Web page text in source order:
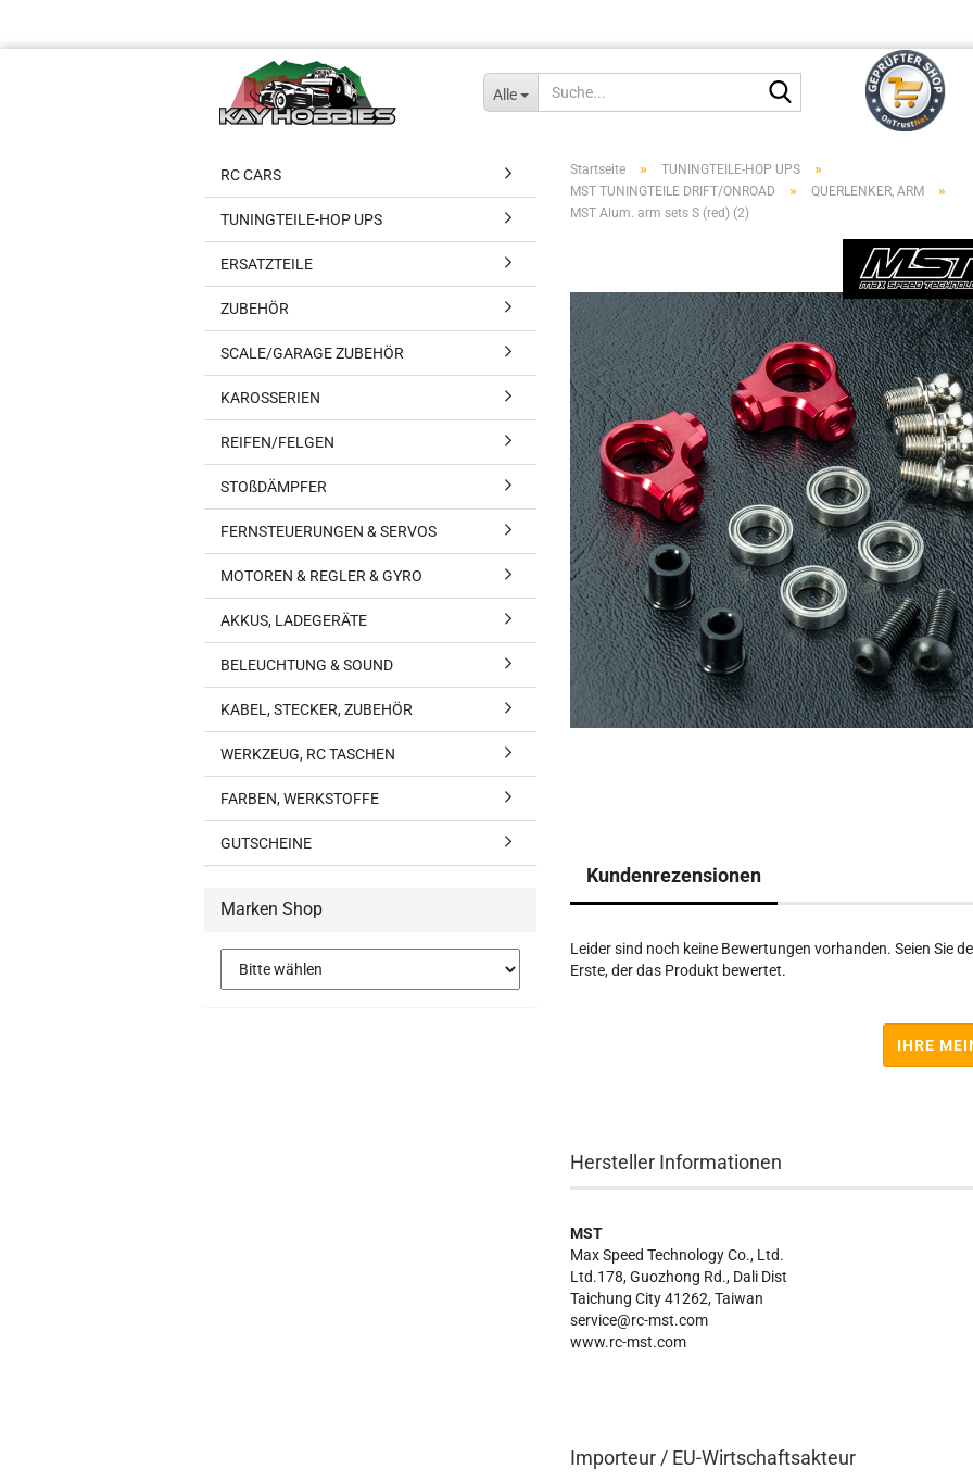
Alle
Startseite » TUNINGTEILE-HOP UPS »
MST TUNINGTEILE DRIFT/ONROAD » QUERLENKER, ARM »
MST Alum. arm sets S (red) (2)
Kundenrezensionen
Leider sind noch keine Bewertungen vorhanden. Seien Sie
Erste, der das Produkt bewertet.
IHRE
Hersteller Informationen
MST
Max Speed Technology Co., Ltd.
Ltd.178, Guozhong Rd., Dali Dist
Taichung City 41262, Taiwan
service@rc-mst.com
www.rc-mst.com
Importeur / EU-Wirtschaftsakteur
RC CARS
TUNINGTEILE-HOP UPS
ERSATZTEILE
ZUBEHÖR
SCALE/GARAGE ZUBEHÖR
KAROSSERIEN
REIFEN/FELGEN
STOßDÄMPFER
FERNSTEUERUNGEN & SERVOS
MOTOREN & REGLER & GYRO
AKKUS, LADEGERÄTE
BELEUCHTUNG & SOUND
KABEL, STECKER, ZUBEHÖR
WERKZEUG, RC TASCHEN
FARBEN, WERKSTOFFE
GUTSCHEINE
Marken Shop